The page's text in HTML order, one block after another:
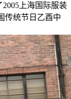
上海国际服装
传统节日乙酉中